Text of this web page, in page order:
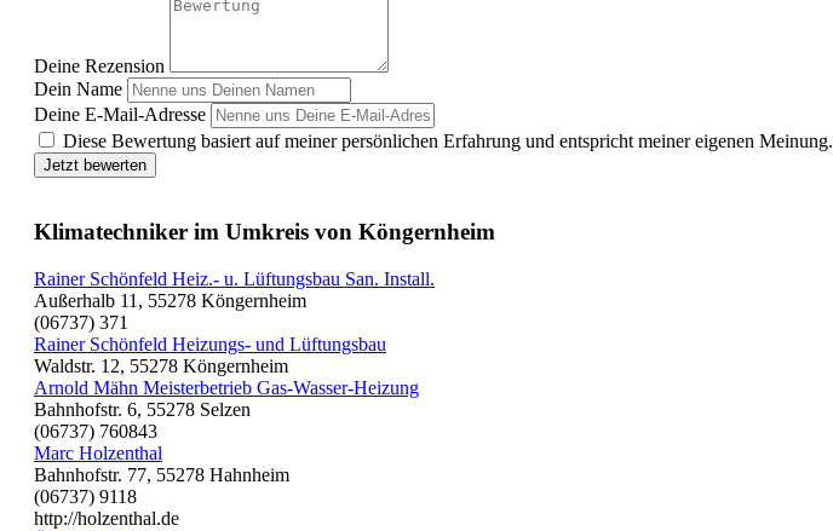
Deine Rezension
Dein Name
Deine E-Mail-Adresse
Diese Bewertung basiert auf meiner persönlichen Erfahrung und entspricht meiner eigenen Meinung.
Jetzt bewerten
Klimatechniker im Umkreis von Köngernheim
Rainer Schönfeld Heiz.- u. Lüftungsbau San. Install.
Außerhalb 11, 55278 Köngernheim
(06737) 371
Rainer Schönfeld Heizungs- und Lüftungsbau
Waldstr. 12, 55278 Köngernheim
Arnold Mähn Meisterbetrieb Gas-Wasser-Heizung
Bahnhofstr. 6, 55278 Selzen
(06737) 760843
Marc Holzenthal
Bahnhofstr. 77, 55278 Hahnheim
(06737) 9118
http://holzenthal.de